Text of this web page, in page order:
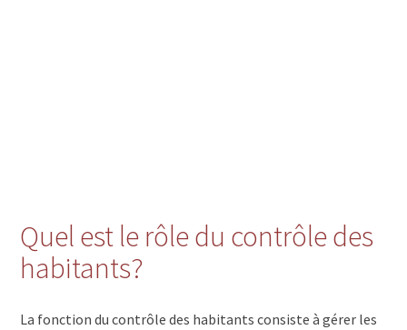
Quel est le rôle du contrôle des
habitants?
La fonction du contrôle des habitants consiste à gérer les